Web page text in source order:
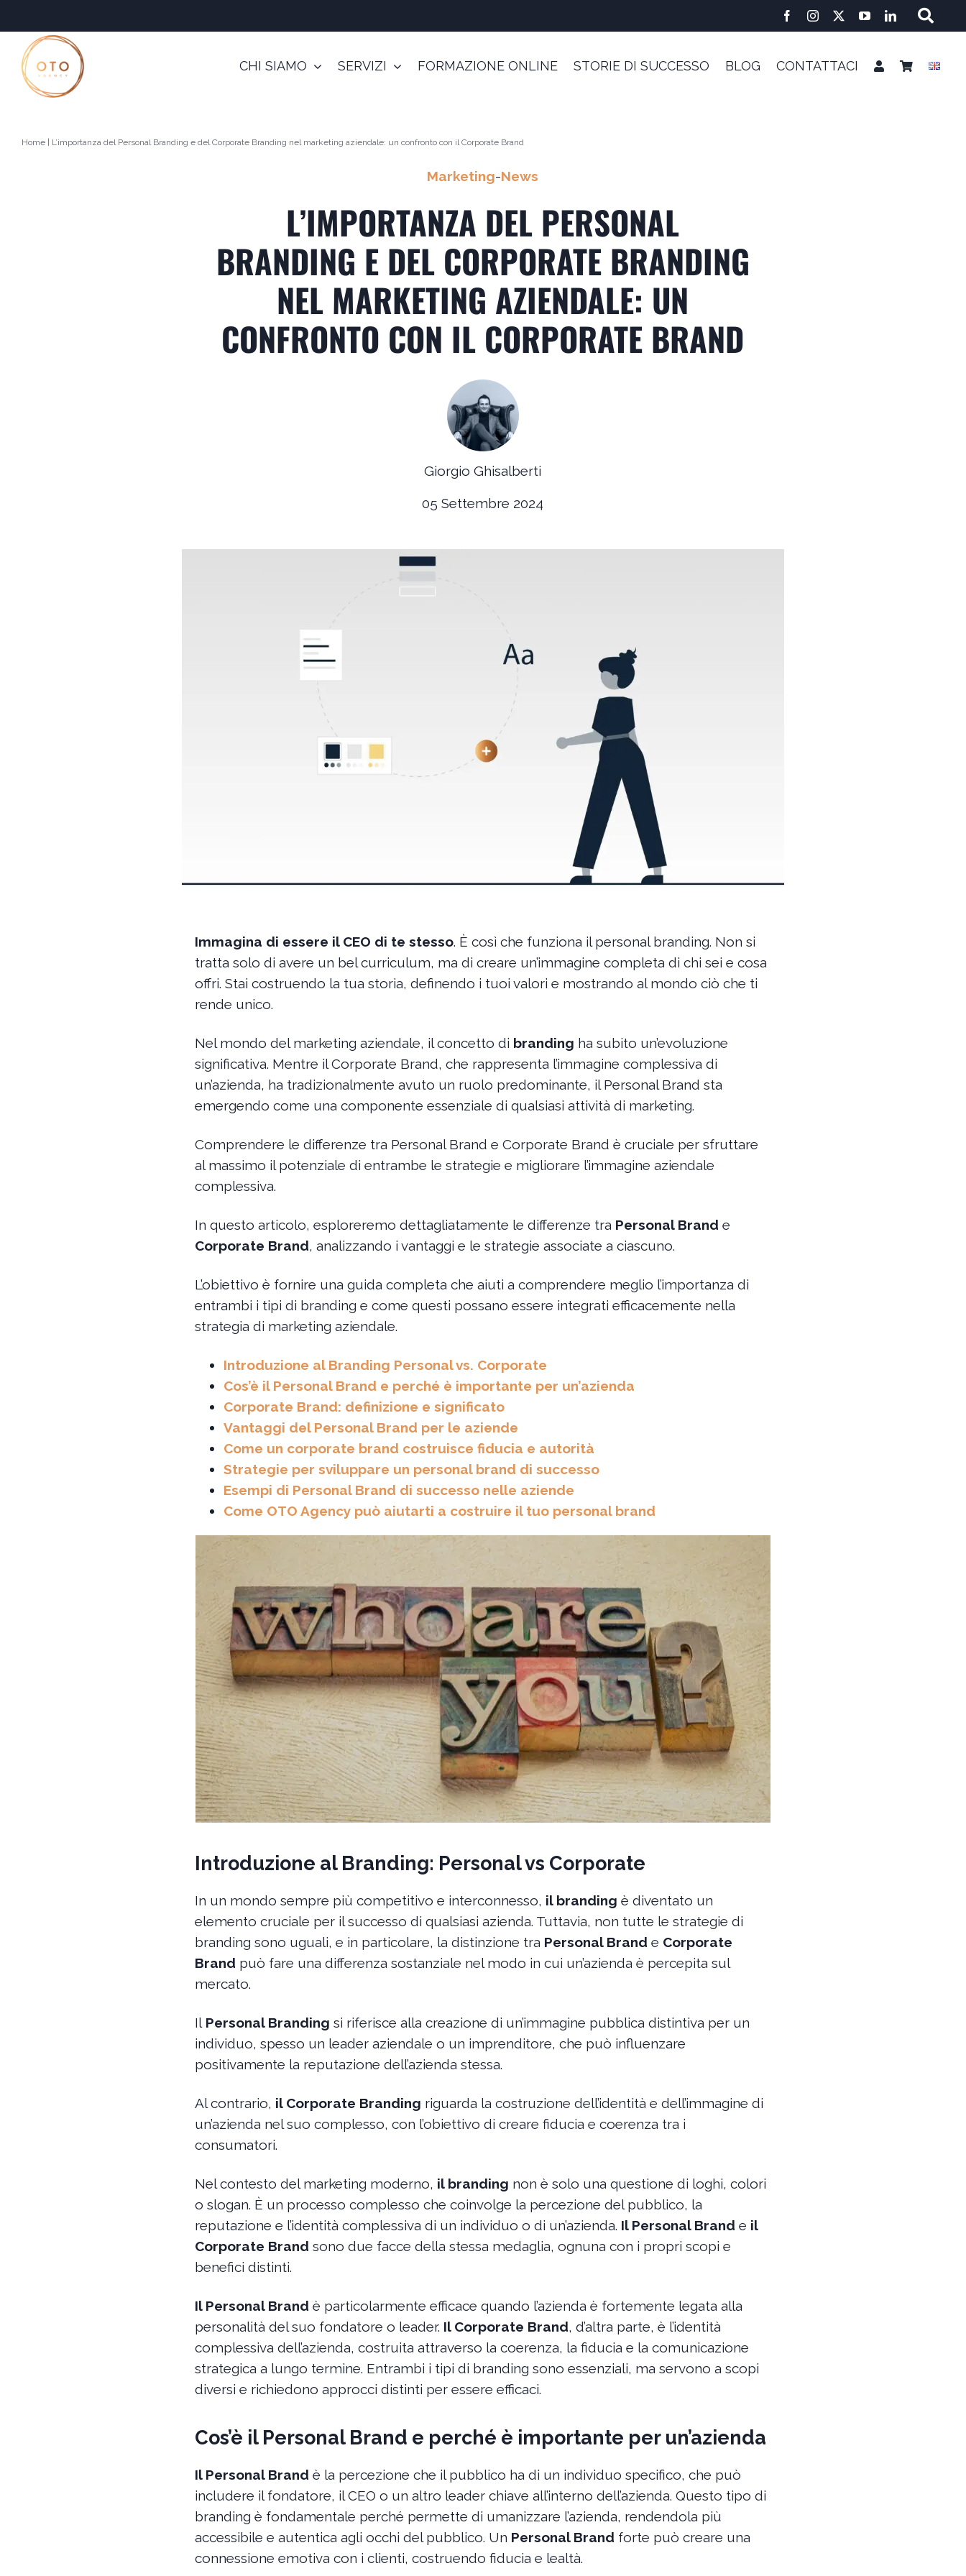
al
contenuto
CHI SIAMO SERVIZI FORMAZIONE ONLINE STORIE DI SUCCESSO BLOG CONTATTACI
Home| L’importanza del Personal Branding e del Corporate Branding nel marketing aziendale: un confronto con il Corporate Brand
Marketing-News
L’IMPORTANZA DEL PERSONAL
BRANDING E DEL CORPORATE BRANDING
NEL MARKETING AZIENDALE: UN
CONFRONTO CON IL CORPORATE BRAND
Giorgio Ghisalberti
05 Settembre 2024
Immagina di essere il CEO di te stesso. È così che funziona il personal branding. Non si
tratta solo di avere un bel curriculum, ma di creare un’immagine completa di chi sei e cosa
offri. Stai costruendo la tua storia, definendo i tuoi valori e mostrando al mondo ciò che ti
rende unico.
Nel mondo del marketing aziendale, il concetto di branding ha subito un’evoluzione
significativa. Mentre il Corporate Brand, che rappresenta l’immagine complessiva di
un’azienda, ha tradizionalmente avuto un ruolo predominante, il Personal Brand sta
emergendo come una componente essenziale di qualsiasi attività di marketing.
Comprendere le differenze tra Personal Brand e Corporate Brand è cruciale per sfruttare
al massimo il potenziale di entrambe le strategie e migliorare l’immagine aziendale
complessiva.
In questo articolo, esploreremo dettagliatamente le differenze tra Personal Brand e
Corporate Brand, analizzando i vantaggi e le strategie associate a ciascuno.
L’obiettivo è fornire una guida completa che aiuti a comprendere meglio l’importanza di
entrambi i tipi di branding e come questi possano essere integrati efficacemente nella
strategia di marketing aziendale.
Introduzione al Branding Personal vs. Corporate
Cos’è il Personal Brand e perché è importante per un’azienda
Corporate Brand: definizione e significato
Vantaggi del Personal Brand per le aziende
Come un corporate brand costruisce fiducia e autorità
Strategie per sviluppare un personal brand di successo
Esempi di Personal Brand di successo nelle aziende
Come OTO Agency può aiutarti a costruire il tuo personal brand
Introduzione al Branding: Personal vs Corporate
In un mondo sempre più competitivo e interconnesso, il branding è diventato un
elemento cruciale per il successo di qualsiasi azienda. Tuttavia, non tutte le strategie di
branding sono uguali, e in particolare, la distinzione tra Personal Brand e Corporate
Brand può fare una differenza sostanziale nel modo in cui un’azienda è percepita sul
mercato.
IlPersonal Branding si riferisce alla creazione di un’immagine pubblica distintiva per un
individuo, spesso un leader aziendale o un imprenditore, che può influenzare
positivamente la reputazione dell’azienda stessa.
Al contrario, il Corporate Branding riguarda la costruzione dell’identità e dell’immagine di
un’azienda nel suo complesso, con l’obiettivo di creare fiducia e coerenza tra i
consumatori.
Nel contesto del marketing moderno, il branding non è solo una questione di loghi, colori
o slogan. È un processo complesso che coinvolge la percezione del pubblico, la
reputazione e l’identità complessiva di un individuo o di un’azienda. Il Personal Brand e il
Corporate Brand sono due facce della stessa medaglia, ognuna con i propri scopi e
benefici distinti.
Il Personal Brand è particolarmente efficace quando l’azienda è fortemente legata alla
personalità del suo fondatore o leader. Il Corporate Brand, d’altra parte, è l’identità
complessiva dell’azienda, costruita attraverso la coerenza, la fiducia e la comunicazione
strategica a lungo termine. Entrambi i tipi di branding sono essenziali, ma servono a scopi
diversi e richiedono approcci distinti per essere efficaci.
Cos’è il Personal Brand e perché è importante per un’azienda
Il Personal Brand è la percezione che il pubblico ha di un individuo specifico, che può
includere il fondatore, il CEO o un altro leader chiave all’interno dell’azienda. Questo tipo di
branding è fondamentale perché permette di umanizzare l’azienda, rendendola più
accessibile e autentica agli occhi del pubblico. Un Personal Brand forte può creare una
connessione emotiva con i clienti, costruendo fiducia e lealtà.